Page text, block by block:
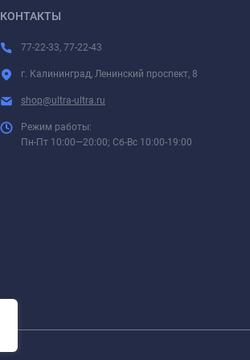
КОНТАКТЫ
77-22-33, 77-22-43
г. Калининград, Ленинский проспект, 8
shop@ultra-ultra.ru
Режим работы:
Пн-Пт 10:00—20:00; Сб-Вс 10:00-19:00